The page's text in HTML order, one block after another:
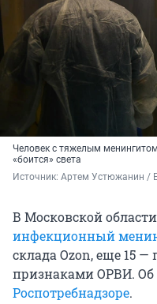
Человек с тяжелым
«боится» света
Источник: Артем Устюжанин /
В Московской
инфекционный
склада Ozon, еще 15
признаками ОРВИ. Об
Роспотребнадзоре.